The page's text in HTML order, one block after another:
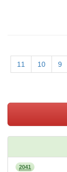
9
10
11
2041